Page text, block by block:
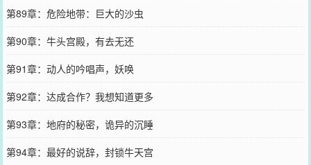
第89章：危险地带：巨大的沙虫
第90章：牛头宫殿，有去无还
第91章：动人的吟唱声，妖唤
第92章：达成合作？我想知道更多
第93章：地府的秘密，诡异的沉睡
第94章：最好的说辞，封锁牛天宫